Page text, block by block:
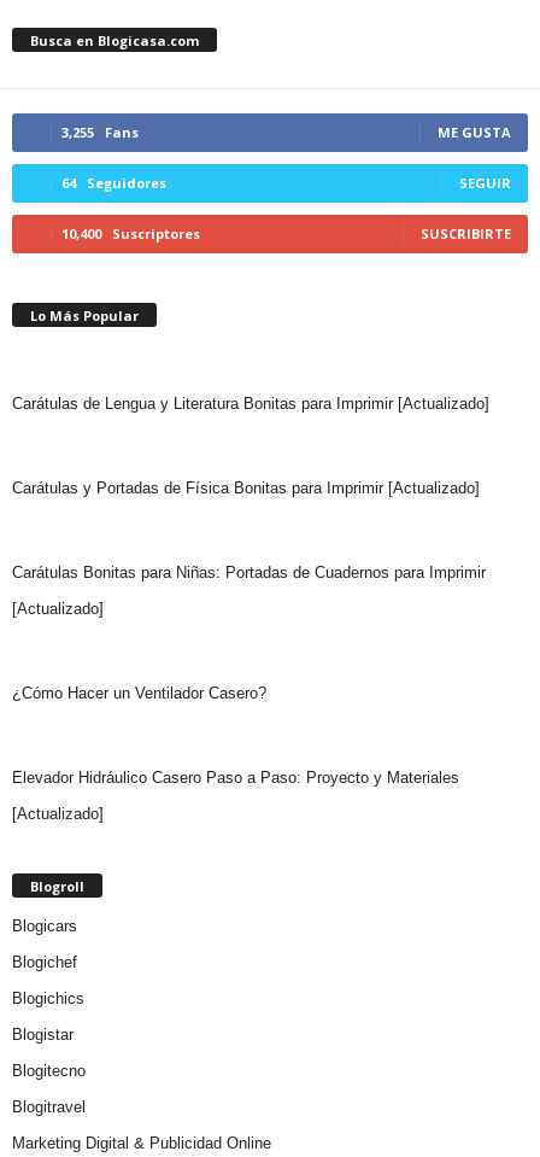
Busca en Blogicasa.com
3,255 Fans ME GUSTA
64 Seguidores SEGUIR
10,400 Suscriptores SUSCRIBIRTE
Lo Más Popular
Carátulas de Lengua y Literatura Bonitas para Imprimir [Actualizado]
Carátulas y Portadas de Física Bonitas para Imprimir [Actualizado]
Carátulas Bonitas para Niñas: Portadas de Cuadernos para Imprimir
[Actualizado]
¿Cómo Hacer un Ventilador Casero?
Elevador Hidráulico Casero Paso a Paso: Proyecto y Materiales
[Actualizado]
Blogroll
Blogicars
Blogichef
Blogichics
Blogistar
Blogitecno
Blogitravel
Marketing Digital & Publicidad Online